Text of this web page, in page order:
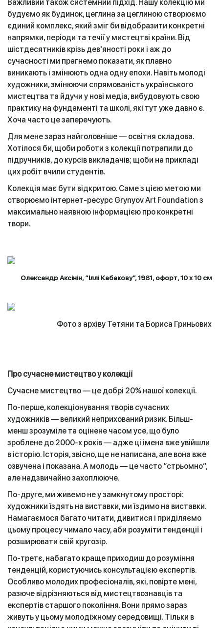
Важливий також системний підхід. Нашу колекцію ми
будуємо як будинок, цеглина за цеглиною створюємо
єдиний комплекс, який зміг би відобразити конкретні
напрямки, періоди та течії у мистецтві країни. Від
шістдесятників крізь дев'яності роки і аж до
сучасності ми прагнемо показати, як плавно
виникають і змінюють одна одну епохи. Навіть молоді
художники, змінюючи спрямованість українського
мистецтва та йдучи у нові медіа, вибудовують свою
практику на фундаменті та школі, які тут уже давно є.
Хоча часто це заперечують.
Для мене зараз найголовніше — освітня складова.
Хотілося би, щоби роботи з колекції потрапили до
підручників, до курсів викладачів; щоби на прикладі
цих робіт вчили студентів.
Колекція має бути відкритою. Саме з цією метою ми
створюємо інтернет-ресурс Grynyov Art Foundation з
максимально наявною інформацією про конкретні
твори.
Олександр Аксінін, “Іллі Кабакову”, 1981, офорт, 10 х 10 см
Фото з архіву Тетяни та Бориса Гриньових
Про сучасне мистецтво у колекції
Сучасне мистецтво — це добрі 20% нашої колекції.
По-перше, колекціонування творів сучасних
художників — великий неприхований ризик. Більш-
менш зрозуміле та оцінене часом усе, що було
зроблене до 2000-х років — адже ці імена вже увійшли
в історію. Історія, звісно, ще не написана, але вона вже
озвучена і показана. А молодь — це часто “стрьомно”,
але надзвичайно захоплююче.
По-друге, ми живемо не у замкнутому просторі:
художники їздять на виставки, ми їздимо на виставки.
Намагаємося багато читати, дивитися і приділяємо
цьому процесу чимало часу, аби розуміти тенденції і
розширювати свій кругозір.
По-третє, набагато краще приходиш до розуміння
тенденцій, користуючись консультацією експертів.
Особливо молодих професіоналів, які, повірте мені,
разюче відрізняються від мистецтвознавців та
експертів старшого покоління. Вони прямо зараз
живуть у цьому молодіжному середовищі. Тільки в